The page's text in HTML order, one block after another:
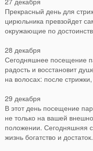
Прекрасный день для
цирюльника превзойдет
окружающие по
28 декабря
Сегодняшнее посещение
радость и восстановит
на волосах: после
29 декабря
В этот день посещение
не только на вашей
положении. Сегодняшняя
жизнь богатство и достаток.